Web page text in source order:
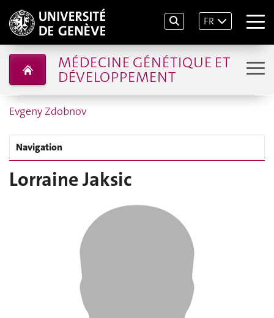
FR
MÉDECINE GÉNÉTIQUE ET
DÉVELOPPEMENT
Evgeny Zdobnov
Navigation
Lorraine Jaksic